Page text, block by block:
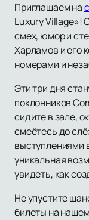
Приглашаем на
Luxury Village»!
смех, юмор и
Харламов и его
номерами и
Эти три дня
поклонников
сидите в зале,
смеётесь до
выступлениями
уникальная
увидеть, как
Не упустите
билеты на